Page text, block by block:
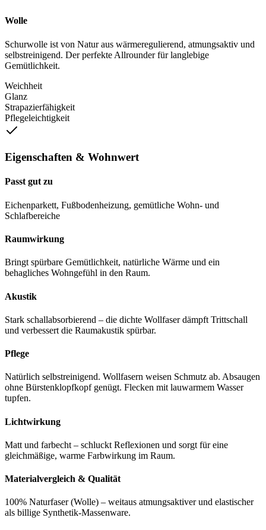
Wolle
Schurwolle ist von Natur aus wärmeregulierend, atmungsaktiv und
selbstreinigend. Der perfekte Allrounder für langlebige
Gemütlichkeit.
Weichheit
Glanz
Strapazierfähigkeit
Pflegeleichtigkeit
Eigenschaften & Wohnwert
Passt gut zu
Eichenparkett, Fußbodenheizung, gemütliche Wohn- und
Schlafbereiche
Raumwirkung
Bringt spürbare Gemütlichkeit, natürliche Wärme und ein
behagliches Wohngefühl in den Raum.
Akustik
Stark schallabsorbierend – die dichte Wollfaser dämpft Trittschall
und verbessert die Raumakustik spürbar.
Pflege
Natürlich selbstreinigend. Wollfasern weisen Schmutz ab. Absaugen
ohne Bürstenklopfkopf genügt. Flecken mit lauwarmem Wasser
tupfen.
Lichtwirkung
Matt und farbecht – schluckt Reflexionen und sorgt für eine
gleichmäßige, warme Farbwirkung im Raum.
Materialvergleich & Qualität
100% Naturfaser (Wolle) – weitaus atmungsaktiver und elastischer
als billige Synthetik-Massenware.